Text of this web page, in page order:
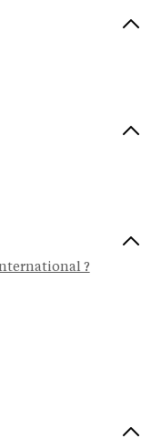
?